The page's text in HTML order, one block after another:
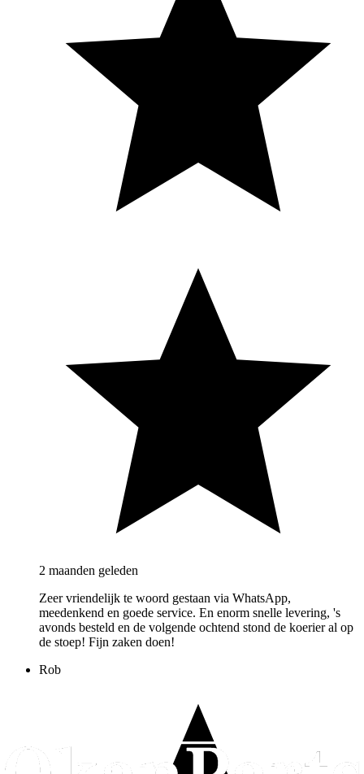
2 maanden geleden
Zeer vriendelijk te woord gestaan via WhatsApp,
meedenkend en goede service. En enorm snelle levering, 's
avonds besteld en de volgende ochtend stond de koerier al op
de stoep! Fijn zaken doen!
Rob